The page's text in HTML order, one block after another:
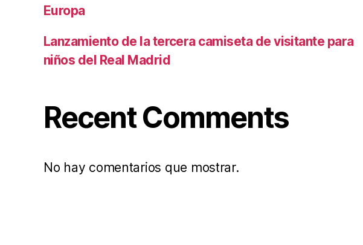
Europa
Lanzamiento de la tercera camiseta de visitante para
niños del Real Madrid
Recent Comments
No hay comentarios que mostrar.